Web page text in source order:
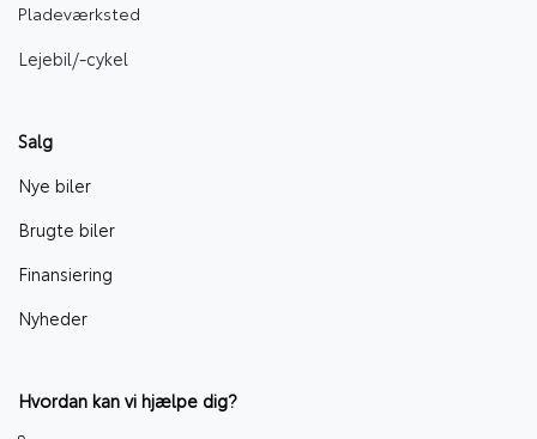
Pladeværksted
Lejebil/-cykel
Salg
Nye biler
Brugte biler
Finansiering
Nyheder
Hvordan kan vi hjælpe dig?